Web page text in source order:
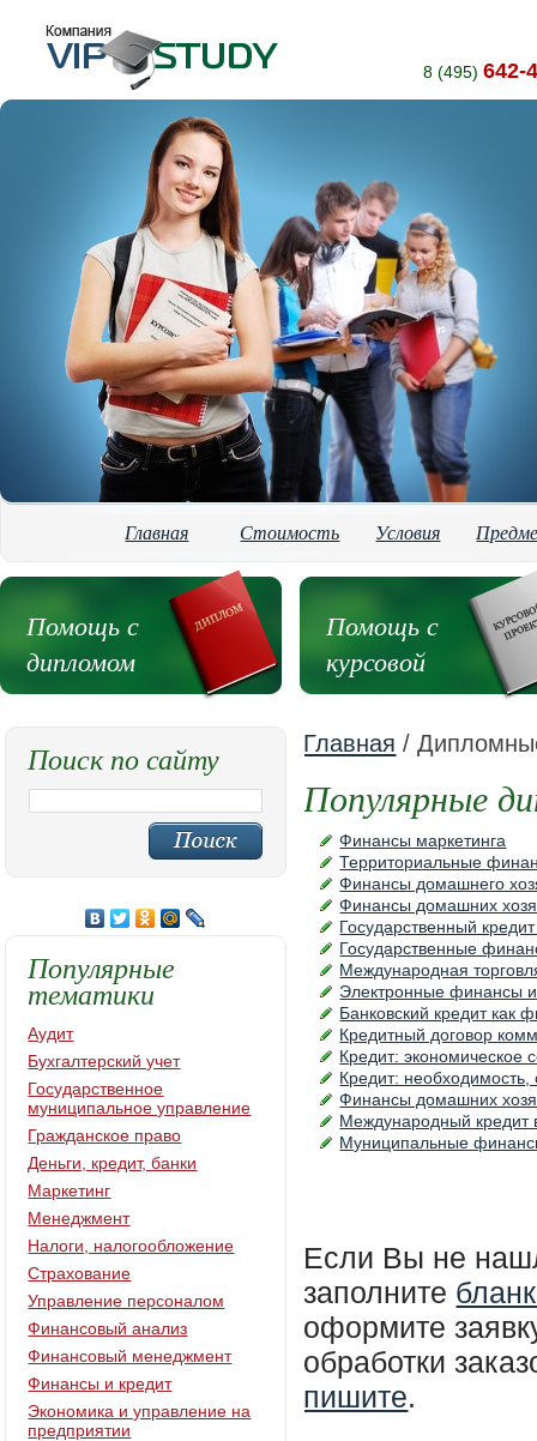
8 (495) 642-
Главная Стоимость Условия
Помощь с
дипломом
Помощь с
курсовой
Главная /
Популярные
Финансы маркетинга
Территориальные
Финансы домашнего
Финансы домашних
Государственный
Государственные
Международная
Электронные финансы
Банковский кредит как
Кредитный договор
Кредит:
Кредит:
Финансы домашних
Международный кредит
Муниципальные
Если Вы не
заполните
оформите
обработки
пишите.
Поиск по сайту
Популярные
тематики
Аудит
Бухгалтерский учет
Государственное
муниципальное управление
Гражданское право
Деньги, кредит, банки
Маркетинг
Менеджмент
Налоги, налогообложение
Страхование
Управление персоналом
Финансовый анализ
Финансовый менеджмент
Финансы и кредит
Экономика и управление на
предприятии